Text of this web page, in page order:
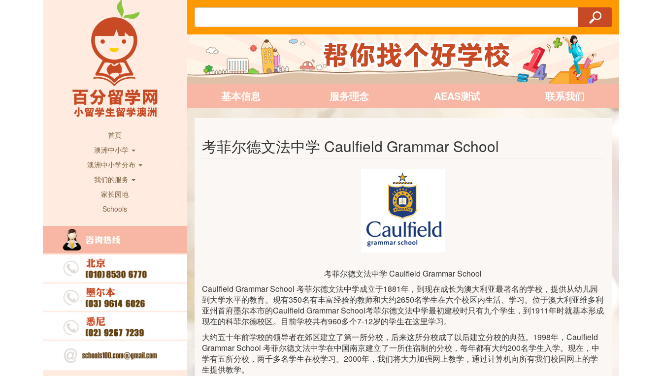
首页
澳洲中小学
澳洲中小学分布
我们的服务
家长园地
Schools
基本信息 服务理念 AEAS测试 联系我们
考菲尔德文法中学 Caulfield Grammar School
考菲尔德文法中学 Caulfield Grammar School
Caulfield Grammar School 考菲尔德文法中学成立于1881年，到现在成长为澳大利亚最著名的学校，提供从幼儿园
到大学水平的教育。现有350名有丰富经验的教师和大约2650名学生在六个校区内生活、学习。位于澳大利亚维多利
亚州首府墨尔本市的Caulfield Grammar School考菲尔德文法中学最初建校时只有九个学生，到1911年时就基本形成
现在的科菲尔德校区。目前学校共有960多个7-12岁的学生在这里学习。
大约五十年前学校的领导者在郊区建立了第一所分校，后来这所分校成了以后建立分校的典范。1998年，Caulfield
Grammar School 考菲尔德文法中学在中国南京建立了一所住宿制的分校，每年都有大约200名学生入学。现在，中
学有五所分校，两千多名学生在校学习。2000年，我们将大力加强网上教学，通过计算机向所有我们校园网上的学
生提供教学。